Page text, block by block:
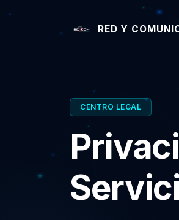
RED Y
CENTRO LEGAL